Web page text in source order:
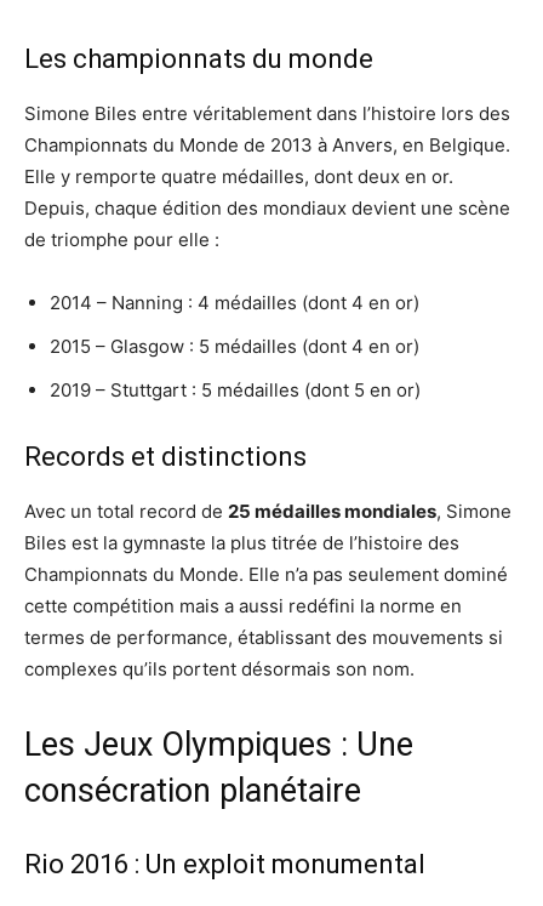
Les championnats du monde
Simone Biles entre véritablement dans l’histoire lors des
Championnats du Monde de 2013 à Anvers, en Belgique.
Elle y remporte quatre médailles, dont deux en or.
Depuis, chaque édition des mondiaux devient une scène
de triomphe pour elle :
2014 – Nanning : 4 médailles (dont 4 en or)
2015 – Glasgow : 5 médailles (dont 4 en or)
2019 – Stuttgart : 5 médailles (dont 5 en or)
Records et distinctions
Avec un total record de 25 médailles mondiales, Simone
Biles est la gymnaste la plus titrée de l’histoire des
Championnats du Monde. Elle n’a pas seulement dominé
cette compétition mais a aussi redéfini la norme en
termes de performance, établissant des mouvements si
complexes qu’ils portent désormais son nom.
Les Jeux Olympiques : Une
consécration planétaire
Rio 2016 : Un exploit monumental